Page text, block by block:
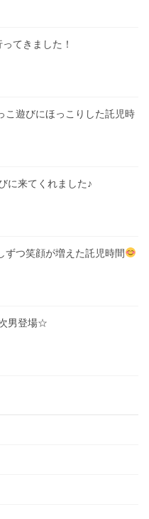
てきました！
こ遊びにほっこりした託児時
に来てくれました♪
ずつ笑顔が増えた託児時間
男登場☆